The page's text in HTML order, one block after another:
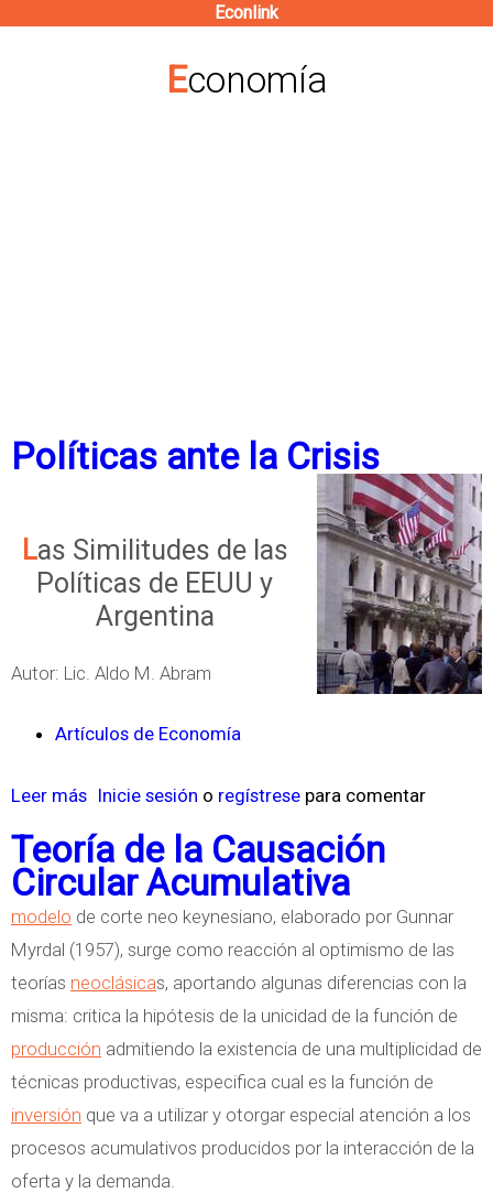
contenido
Econlink
Economía
Políticas ante la Crisis
Las Similitudes de las
Políticas de EEUU y
Argentina
Autor: Lic. Aldo M. Abram
Artículos de Economía
Leer más
o
b
r
e
P
o
l
í
t
i
c
a
Inicie sesión o regístrese para comentar
Teoría de la Causación
Circular Acumulativa
modelo de corte neo keynesiano, elaborado por Gunnar
Myrdal (1957), surge como reacción al optimismo de las
teorías neoclásicas, aportando algunas diferencias con la
misma: critica la hipótesis de la unicidad de la función de
producción admitiendo la existencia de una multiplicidad de
técnicas productivas, especifica cual es la función de
inversión que va a utilizar y otorgar especial atención a los
procesos acumulativos producidos por la interacción de la
oferta y la demanda.